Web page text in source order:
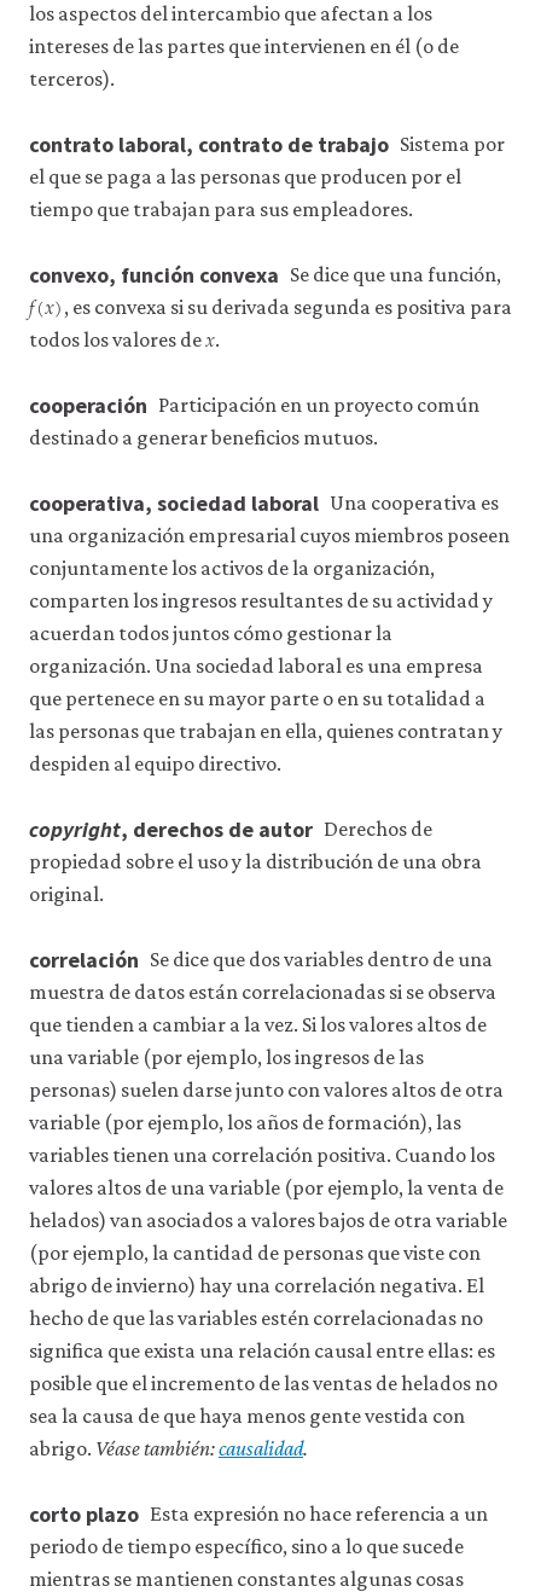
los aspectos del intercambio que afectan a los
intereses de las partes que intervienen en él (o de
terceros).
contrato laboral, contrato de trabajo Sistema por
el que se paga a las personas que producen por el
tiempo que trabajan para sus empleadores.
convexo, función convexa Se dice que una función,
𝑓(𝑥)
f( ) , es convexa si su derivada segunda es positiva para
todos los valores de𝑥.
cooperación Participación en un proyecto común
destinado a generar beneficios mutuos.
cooperativa, sociedad laboral Una cooperativa es
una organización empresarial cuyos miembros poseen
conjuntamente los activos de la organización,
comparten los ingresos resultantes de su actividad y
acuerdan todos juntos cómo gestionar la
organización. Una sociedad laboral es una empresa
que pertenece en su mayor parte o en su totalidad a
las personas que trabajan en ella, quienes contratan y
despiden al equipo directivo.
copyright, derechos de autor Derechos de
propiedad sobre el uso y la distribución de una obra
original.
correlación Se dice que dos variables dentro de una
muestra de datos están correlacionadas si se observa
que tienden a cambiar a la vez. Si los valores altos de
una variable (por ejemplo, los ingresos de las
personas) suelen darse junto con valores altos de otra
variable (por ejemplo, los años de formación), las
variables tienen una correlación positiva. Cuando los
valores altos de una variable (por ejemplo, la venta de
helados) van asociados a valores bajos de otra variable
(por ejemplo, la cantidad de personas que viste con
abrigo de invierno) hay una correlación negativa. El
hecho de que las variables estén correlacionadas no
significa que exista una relación causal entre ellas: es
posible que el incremento de las ventas de helados no
sea la causa de que haya menos gente vestida con
abrigo. Véase también:causalidad.
corto plazo Esta expresión no hace referencia a un
periodo de tiempo específico, sino a lo que sucede
mientras se mantienen constantes algunas cosas